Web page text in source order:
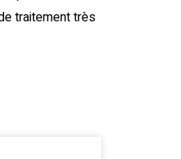
traitement très